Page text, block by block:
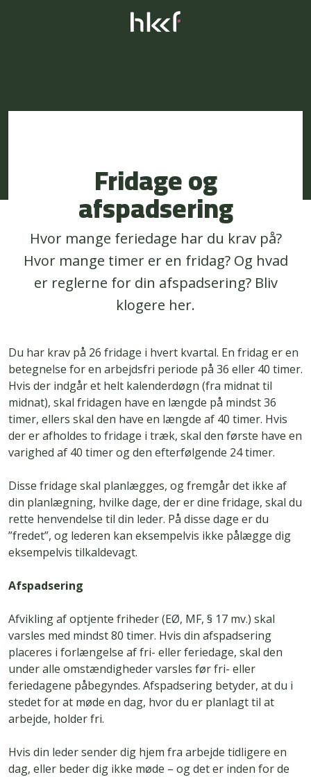
Fridage og
afspadsering
Hvor mange feriedage har du krav på?
Hvor mange timer er en fridag? Og hvad
er reglerne for din afspadsering? Bliv
klogere her.
Du har krav på 26 fridage i hvert kvartal. En fridag er en
betegnelse for en arbejdsfri periode på 36 eller 40 timer.
Hvis der indgår et helt kalenderdøgn (fra midnat til
midnat), skal fridagen have en længde på mindst 36
timer, ellers skal den have en længde af 40 timer. Hvis
der er afholdes to fridage i træk, skal den første have en
varighed af 40 timer og den efterfølgende 24 timer.
Disse fridage skal planlægges, og fremgår det ikke af
din planlægning, hvilke dage, der er dine fridage, skal du
rette henvendelse til din leder. På disse dage er du
”fredet”, og lederen kan eksempelvis ikke pålægge dig
eksempelvis tilkaldevagt.
Afspadsering
Afvikling af optjente friheder (EØ, MF, § 17 mv.) skal
varsles med mindst 80 timer. Hvis din afspadsering
placeres i forlængelse af fri- eller feriedage, skal den
under alle omstændigheder varsles før fri- eller
feriedagene påbegyndes. Afspadsering betyder, at du i
stedet for at møde en dag, hvor du er planlagt til at
arbejde, holder fri.
Hvis din leder sender dig hjem fra arbejde tidligere en
dag, eller beder dig ikke møde – og det er inden for de